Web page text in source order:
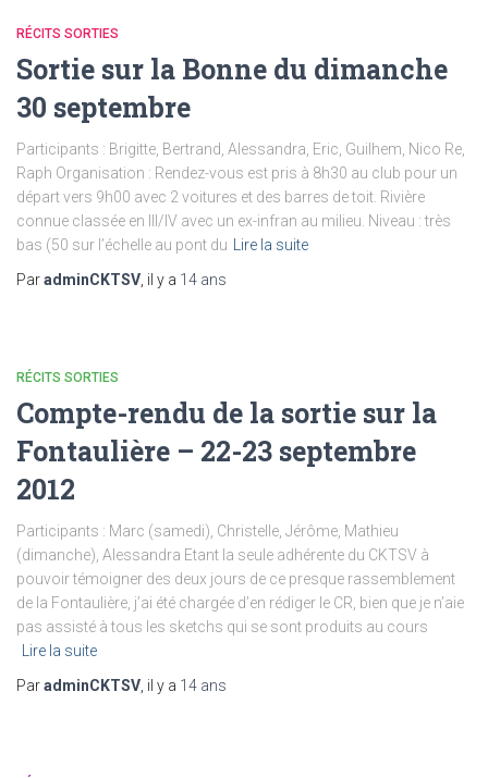
RÉCITS SORTIES
Sortie sur la Bonne du dimanche
30 septembre
Participants : Brigitte, Bertrand, Alessandra, Eric, Guilhem, Nico Re,
Raph Organisation : Rendez-vous est pris à 8h30 au club pour un
départ vers 9h00 avec 2 voitures et des barres de toit. Rivière
connue classée en III/IV avec un ex-infran au milieu. Niveau : très
bas (50 sur l’échelle au pont du
Lire la suite
ParadminCKTSV , il y a 14 ans
RÉCITS SORTIES
Compte-rendu de la sortie sur la
Fontaulière – 22-23 septembre
2012
Participants : Marc (samedi), Christelle, Jérôme, Mathieu
(dimanche), Alessandra Etant la seule adhérente du CKTSV à
pouvoir témoigner des deux jours de ce presque rassemblement
de la Fontaulière, j’ai été chargée d’en rédiger le CR, bien que je n’aie
pas assisté à tous les sketchs qui se sont produits au cours
Lire la suite
ParadminCKTSV , il y a 14 ans